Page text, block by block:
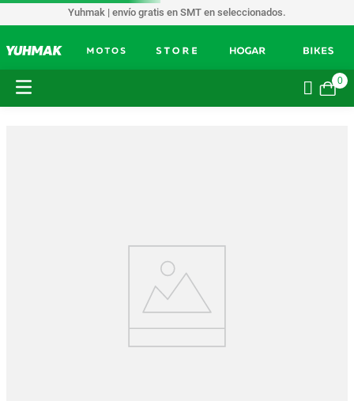
Yuhmak | envío gratis en SMT en seleccionados.
0